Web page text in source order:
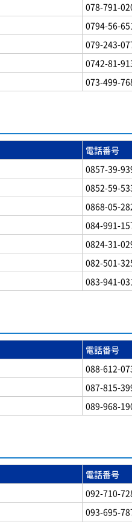
078-791-
0794-56-
079-243-
0742-81-
073-499-
電話番号
0857-39-
0852-59-
0868-05-
084-991-
0824-31-
082-501-
083-941-
電話番号
088-612-
087-815-
089-968-
電話番号
092-710-
093-695-